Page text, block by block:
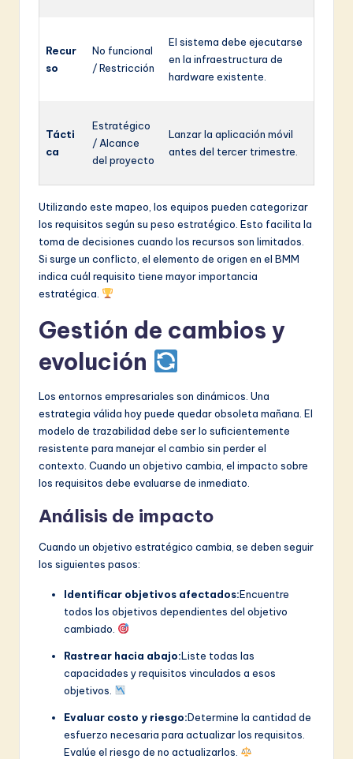
Recur
so
No funcional
/ Restricción
El sistema debe ejecutarse
en la infraestructura de
hardware existente.
Tácti
ca
Estratégico
/ Alcance
del proyecto
Lanzar la aplicación móvil
antes del tercer trimestre.
Utilizando este mapeo, los equipos pueden categorizar
los requisitos según su peso estratégico. Esto facilita la
toma de decisiones cuando los recursos son limitados.
Si surge un conflicto, el elemento de origen en el BMM
indica cuál requisito tiene mayor importancia
estratégica.
Gestión de cambios y
evolución
Los entornos empresariales son dinámicos. Una
estrategia válida hoy puede quedar obsoleta mañana. El
modelo de trazabilidad debe ser lo suficientemente
resistente para manejar el cambio sin perder el
contexto. Cuando un objetivo cambia, el impacto sobre
los requisitos debe evaluarse de inmediato.
Análisis de impacto
Cuando un objetivo estratégico cambia, se deben seguir
los siguientes pasos:
Identificar objetivos afectados:Encuentre
todos los objetivos dependientes del objetivo
cambiado.
Rastrear hacia abajo:Liste todas las
capacidades y requisitos vinculados a esos
objetivos.
Evaluar costo y riesgo:Determine la cantidad de
esfuerzo necesaria para actualizar los requisitos.
Evalúe el riesgo de no actualizarlos.